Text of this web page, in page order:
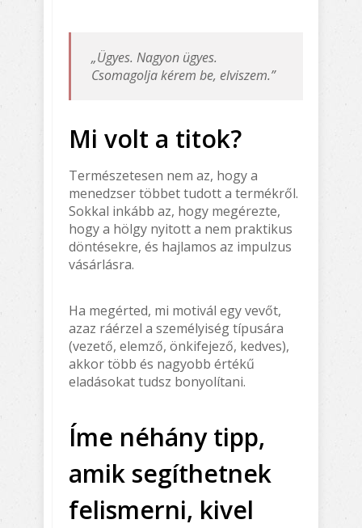
„Ügyes. Nagyon ügyes.
Csomagolja kérem be, elviszem.”
Mi volt a titok?
Természetesen nem az, hogy a
menedzser többet tudott a termékről.
Sokkal inkább az, hogy megérezte,
hogy a hölgy nyitott a nem praktikus
döntésekre, és hajlamos az impulzus
vásárlásra.
Ha megérted, mi motivál egy vevőt,
azaz ráérzel a személyiség típusára
(vezető, elemző, önkifejező, kedves),
akkor több és nagyobb értékű
eladásokat tudsz bonyolítani.
Íme néhány tipp,
amik segíthetnek
felismerni, kivel